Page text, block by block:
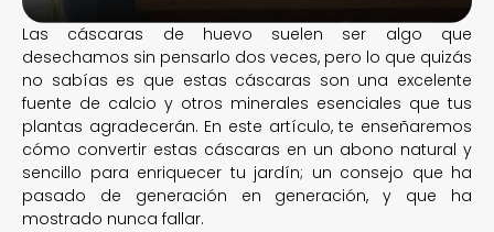
Las cáscaras de huevo suelen ser algo que
desechamos sin pensarlo dos veces, pero lo que quizás
no sabías es que estas cáscaras son una excelente
fuente de calcio y otros minerales esenciales que tus
plantas agradecerán. En este artículo, te enseñaremos
cómo convertir estas cáscaras en un abono natural y
sencillo para enriquecer tu jardín; un consejo que ha
pasado de generación en generación, y que ha
mostrado nunca fallar.